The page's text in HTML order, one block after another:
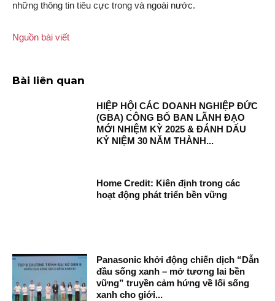
những thông tin tiêu cực trong và ngoài nước.
Nguồn bài viết
Bài liên quan
HIỆP HỘI CÁC DOANH NGHIỆP ĐỨC
(GBA) CÔNG BỐ BAN LÃNH ĐẠO
MỚI NHIỆM KỲ 2025 & ĐÁNH DẤU
KỶ NIỆM 30 NĂM THÀNH...
Home Credit: Kiên định trong các
hoạt động phát triển bền vững
Panasonic khởi động chiến dịch “Dẫn
đầu sống xanh – mở tương lai bền
vững” truyền cảm hứng về lối sống
xanh cho giới...